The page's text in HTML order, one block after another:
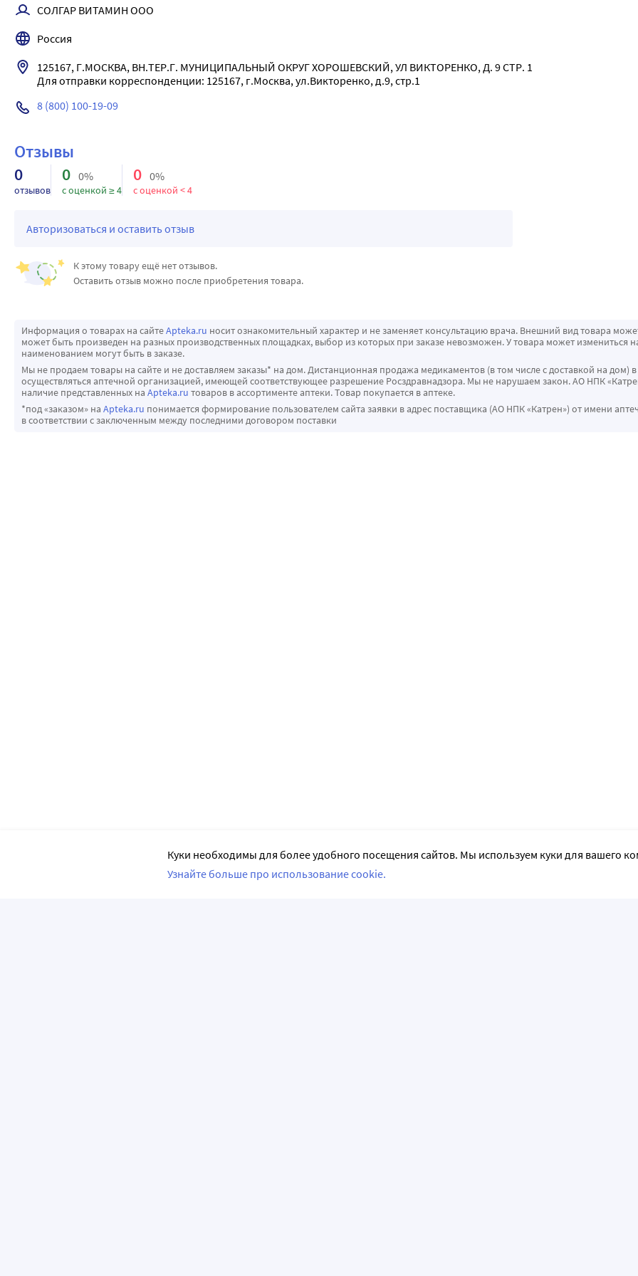
СОЛГАР ВИТАМИН ООО
Россия
125167, Г.МОСКВА, ВН.ТЕР.Г. МУНИЦИПАЛЬНЫЙ ОКРУГ ХОРОШЕВСКИЙ, УЛ ВИКТОРЕНКО, Д. 9 СТР. 1
Для отправки корреспонденции: 125167, г.Москва, ул.Викторенко, д.9, стр.1
8 (800) 100-19-09
Отзывы
0
отзывов
0 0%
с оценкой ≥ 4
0 0%
с оценкой < 4
Авторизоваться и оставить отзыв
К этому товару ещё нет отзывов.
Оставить отзыв можно после приобретения товара.
Информация о товарах на сайтеApteka.ru носит ознакомительный характер и не заменяет консультацию врача. Внешний вид товара
может быть произведен на разных производственных площадках, выбор из которых при заказе невозможен. У товара может измениться
наименованием могут быть в заказе.
Мы не продаем товары на сайте и не доставляем заказы* на дом. Дистанционная продажа медикаментов (в том числе с доставкой на дом) в
осуществляться аптечной организацией, имеющей соответствующее разрешение Росздравнадзора. Мы не нарушаем закон. АО НПК
наличие представленных на Apteka.ru товаров в ассортименте аптеки. Товар покупается в аптеке.
*под «заказом» на Apteka.ru понимается формирование пользователем сайта заявки в адрес поставщика (АО НПК «Катрен») от имени
в соответствии с заключенным между последними договором поставки
Куки необходимы для более удобного посещения сайтов. Мы используем куки для вашего
Узнайте больше про использование cookie.